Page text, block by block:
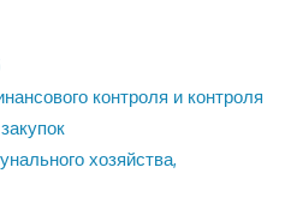
контроля и контроля
хозяйства,